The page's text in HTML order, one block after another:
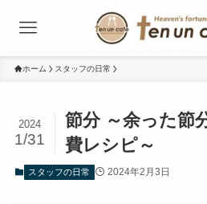
ホーム スタッフの日常
節分 ～余った節
費レシピ～
2024
1/31
スタッフの日常 2024年2月3日